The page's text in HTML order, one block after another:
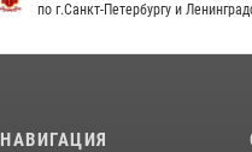
по г.Санкт-Петербургу и
НАВИГАЦИЯ